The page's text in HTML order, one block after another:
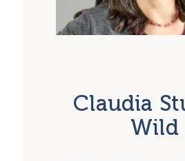
Innere und äussere
Bewegung im
Körperempfindung und
(Interzeption,
Claudia
Wild